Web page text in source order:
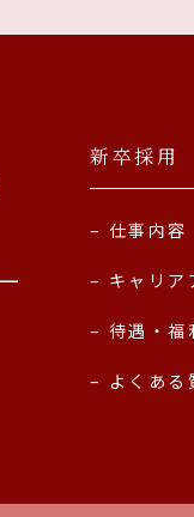
新卒採用
仕事内容
キャリア
待遇・福
よくある